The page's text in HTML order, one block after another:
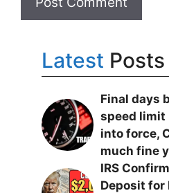
Latest Posts
Final days
speed limit
into force,
much fine
IRS
Deposit for